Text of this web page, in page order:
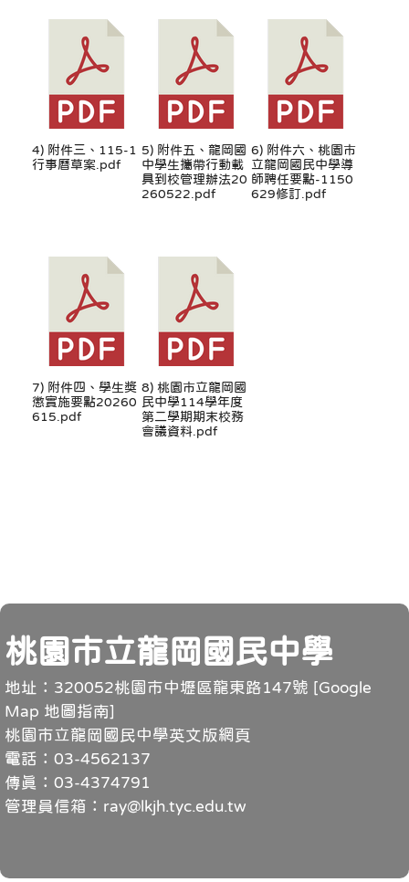
4) 附件三、115-1
行事曆草案.pdf
5) 附件五、龍岡國
中學生攜帶行動載
具到校管理辦法20
260522.pdf
6) 附件六、桃園市
立龍岡國民中學導
師聘任要點-1150
629修訂.pdf
7) 附件四、學生獎
懲實施要點20260
615.pdf
8) 桃園市立龍岡國
民中學114學年度
第二學期期末校務
會議資料.pdf
頁尾
桃園市立龍岡國民中學
地址：320052桃園市中壢區龍東路147號 [Google
Map 地圖指南]
桃園市立龍岡國民中學英文版網頁
電話：03-4562137
傳真：03-4374791
管理員信箱：ray@lkjh.tyc.edu.tw